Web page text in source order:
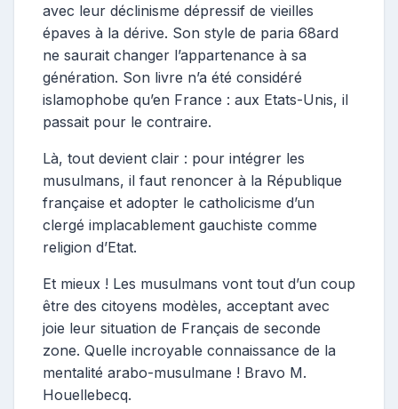
avec leur déclinisme dépressif de vieilles
épaves à la dérive. Son style de paria 68ard
ne saurait changer l’appartenance à sa
génération. Son livre n’a été considéré
islamophobe qu’en France : aux Etats-Unis, il
passait pour le contraire.
Là, tout devient clair : pour intégrer les
musulmans, il faut renoncer à la République
française et adopter le catholicisme d’un
clergé implacablement gauchiste comme
religion d’Etat.
Et mieux ! Les musulmans vont tout d’un coup
être des citoyens modèles, acceptant avec
joie leur situation de Français de seconde
zone. Quelle incroyable connaissance de la
mentalité arabo-musulmane ! Bravo M.
Houellebecq.